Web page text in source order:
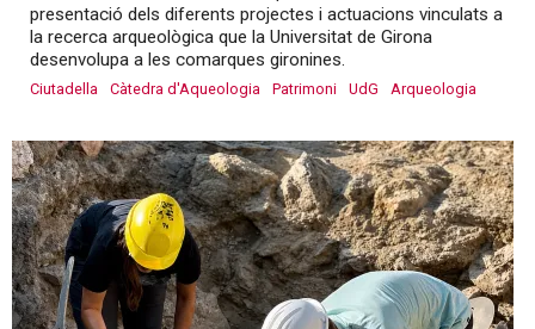
presentació dels diferents projectes i actuacions vinculats a
la recerca arqueològica que la Universitat de Girona
desenvolupa a les comarques gironines.
Ciutadella Càtedra d'Aqueologia Patrimoni UdG Arqueologia